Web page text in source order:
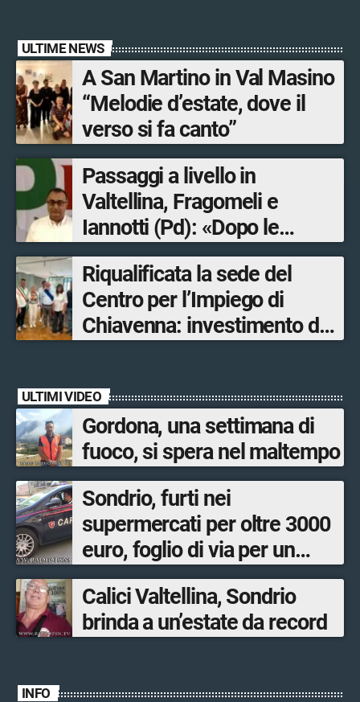
ULTIME NEWS
A San Martino in Val Masino
“Melodie d’estate, dove il
verso si fa canto”
Passaggi a livello in
Valtellina, Fragomeli e
Iannotti (Pd): «Dopo le
Olimpiadi solo un terzo delle
opere sostitutive sarà
ultimato entro il 2026»
Riqualificata la sede del
Centro per l’Impiego di
Chiavenna: investimento da
ULTIMI VIDEO
Gordona, una settimana di
fuoco, si spera nel maltempo
Sondrio, furti nei
supermercati per oltre 3000
euro, foglio di via per un
ventinovenne
Calici Valtellina, Sondrio
brinda a un’estate da record
INFO